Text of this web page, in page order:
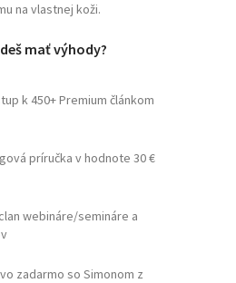
na vlastnej koži.
mať výhody?
k 450+ Premium článkom
príručka v hodnote 30 €
webináre/semináre a
zadarmo so Simonom z